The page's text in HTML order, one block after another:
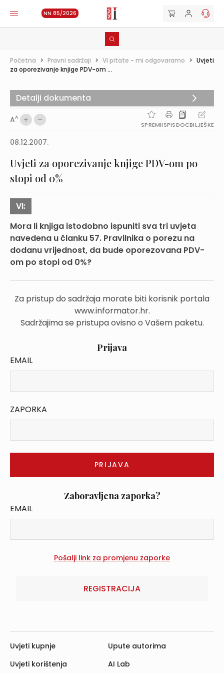
NN 85/2026
Početna > Pravni sadržaji > Vi pitate - mi odgovaramo > Uvjeti
za oporezivanje knjige PDV-om ...
AA
SPREMIISPISDOCBILJEŠKE
08.12.2007.
Uvjeti za oporezivanje knjige PDV-om po
stopi od 0%
VI:
Mora li knjiga istodobno ispuniti sva tri uvjeta
navedena u članku 57. Pravilnika o porezu na
dodanu vrijednost, da bude oporezovana PDV-
om po stopi od 0%?
Za pristup do sadržaja morate biti korisnik portala
www.informator.hr.
Sadržajima se pristupa ovisno o Vašem paketu.
Prijava
EMAIL
ZAPORKA
Zaboravljena zaporka?
EMAIL
REGISTRACIJA
Detalji dokumenta
Uvjeti kupnje
Uvjeti korištenja
Upute autorima
AI Lab